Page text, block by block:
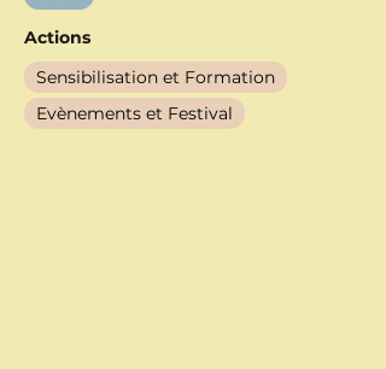
Actions
Sensibilisation et Formation
Evènements et Festival